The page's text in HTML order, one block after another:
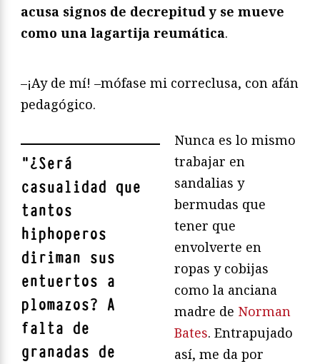
acusa signos de decrepitud y se mueve
como una lagartija reumática.
–¡Ay de mí! –mófase mi correclusa, con afán
pedagógico.
"¿Será
casualidad que
tantos
hiphoperos
diriman sus
entuertos a
plomazos? A
falta de
granadas de
Nunca es lo mismo
trabajar en
sandalias y
bermudas que
tener que
envolverte en
ropas y cobijas
como la anciana
madre de Norman
Bates. Entrapujado
así, me da por